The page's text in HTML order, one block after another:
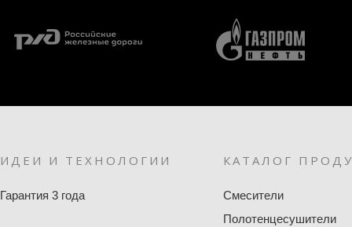
ИДЕИ И ТЕХНОЛОГИИ
Гарантия 3 года
КАТАЛОГ
Смесители
Полотенцесушители